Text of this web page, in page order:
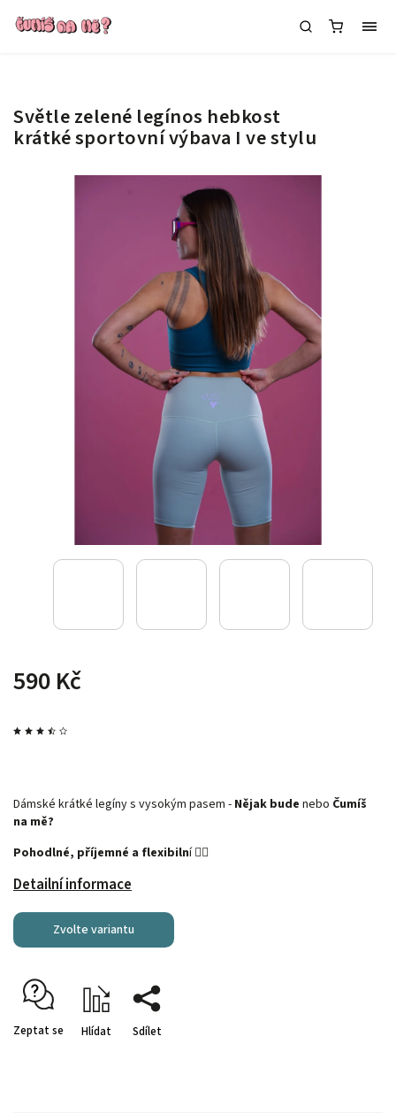
Světle zelené legínos hebkost
krátkésportovní výbava I ve stylu
590 Kč
Dámské krátké legíny s vysokým pasem - Nějak bude nebo Čumíš
na mě?
Pohodlné, příjemné a flexibilní 🏋️‍♀️
Detailní informace
Zvolte variantu
Zeptat se Hlídat Sdílet